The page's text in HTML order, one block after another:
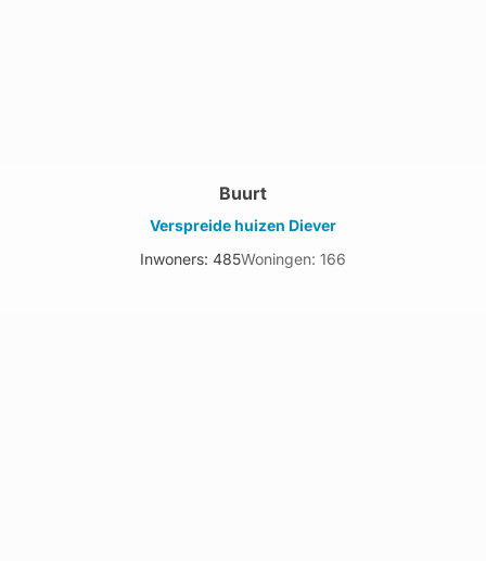
Buurt
Verspreide huizen Diever
Inwoners: 485Woningen: 166